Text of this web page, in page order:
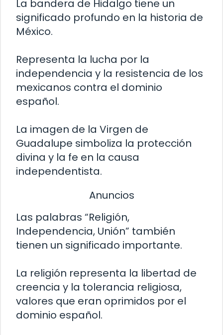
La bandera de Hidalgo tiene un
significado profundo en la historia de
México.
Representa la lucha por la
independencia y la resistencia de los
mexicanos contra el dominio
español.
La imagen de la Virgen de
Guadalupe simboliza la protección
divina y la fe en la causa
independentista.
Anuncios
Las palabras “Religión,
Independencia, Unión” también
tienen un significado importante.
La religión representa la libertad de
creencia y la tolerancia religiosa,
valores que eran oprimidos por el
dominio español.